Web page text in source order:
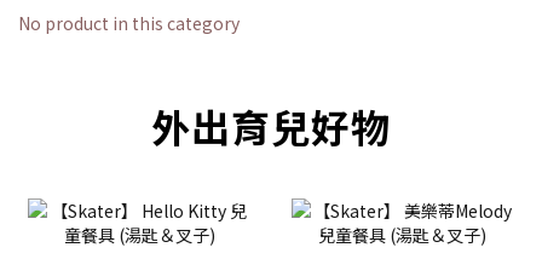
No product in this category
外出育兒好物